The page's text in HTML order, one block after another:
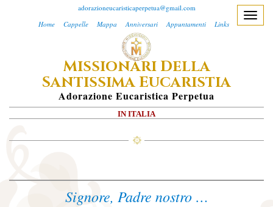
adorazioneucaristicaperpetua@gmail.com
Home
Cappelle Mappa Anniversari Appuntamenti Links
MISSIONARI DELLA
SANTISSIMA EUCARISTIA
ADorazione EUcaristica PErpetua
IN ITALIA
T
n
v
a
Signore, Padre nostro …